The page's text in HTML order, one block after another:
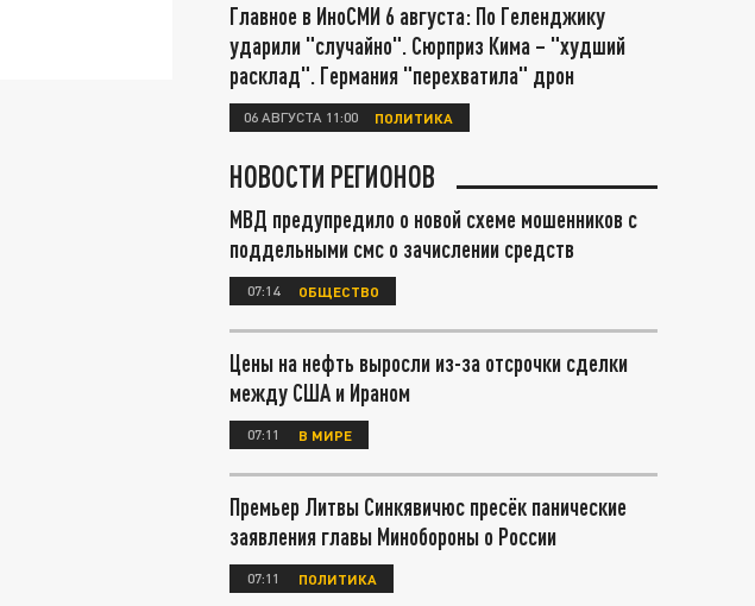
Главное в ИноСМИ 6 августа: По Геленджику
ударили "случайно". Сюрприз Кима – "худший
расклад". Германия "перехватила" дрон
06 АВГУСТА 11:00 ПОЛИТИКА
НОВОСТИ РЕГИОНОВ
МВД предупредило о новой схеме мошенников с
поддельными смс о зачислении средств
07:14 ОБЩЕСТВО
Цены на нефть выросли из-за отсрочки сделки
между США и Ираном
07:11 В МИРЕ
Премьер Литвы Синкявичюс пресёк панические
заявления главы Минобороны о России
07:11 ПОЛИТИКА